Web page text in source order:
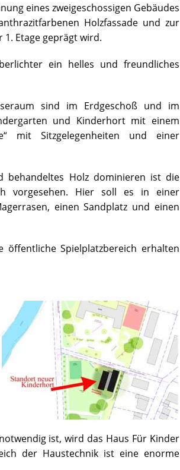
eines zweigeschossigen Gebäudes
Holzfassade und zur
Etage geprägt wird.
ein helles und freundliches
sind im Erdgeschoß und im
und Kinderhort mit einem
mit Sitzgelegenheiten und einer
behandeltes Holz dominieren ist die
vorgesehen. Hier soll es in einer
einen Sandplatz und einen
Spielplatzbereich erhalten
ist, wird das Haus Für Kinder
der Haustechnik ist eine enorme